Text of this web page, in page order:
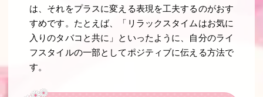
は、それをプラスに変える表現を工夫するのがおす
すめです。たとえば、「リラックスタイムはお気に
入りのタバコと共に」といったように、自分のライ
フスタイルの一部としてポジティブに伝える方法で
す。